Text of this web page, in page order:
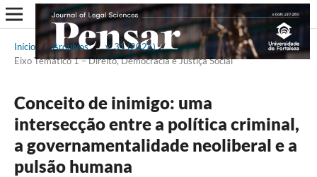
Início / Arquivos / v. 31 (2026)
/
Eixo Temático 1 – Direito, Democracia e Justiça Social
Conceito de inimigo: uma
intersecção entre a política criminal,
a governamentalidade neoliberal e a
pulsão humana